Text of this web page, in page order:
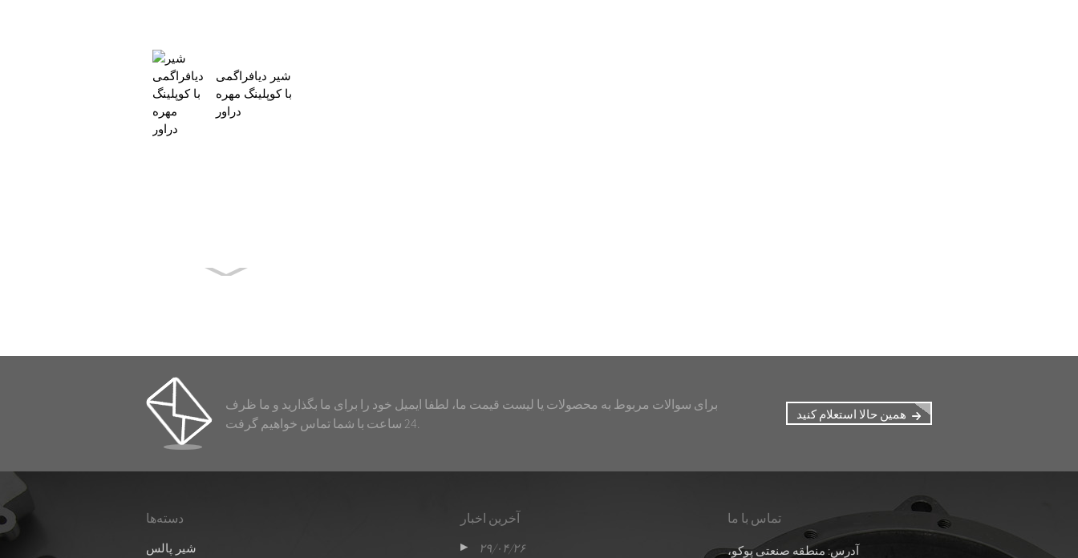
شیر دیافراگمی
با کوپلینگ مهره
دراور
نوع فلنج ...
برای سوالات مربوط به محصولات یا لیست قیمت ما، لطفا ایمیل خود را برای ما بگذارید و ما ظرف
همین حالا استعلام کنید
دسته‌ها
شیر پالس
آخرین اخبار
۲۹/۰۴/۲۶ ۱۶/۰۴/۲۶ ۰۹/۰۴/۲۶
تماس با ما
آدرس: منطقه صنعتی پوکو،